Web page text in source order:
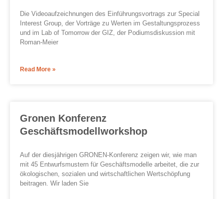
Die Videoaufzeichnungen des Einführungsvortrags zur Special
Interest Group, der Vorträge zu Werten im Gestaltungsprozess
und im Lab of Tomorrow der GIZ, der Podiumsdiskussion mit
Roman-Meier
Read More »
Gronen Konferenz
Geschäftsmodellworkshop
Auf der diesjährigen GRONEN-Konferenz zeigen wir, wie man
mit 45 Entwurfsmustern für Geschäftsmodelle arbeitet, die zur
ökologischen, sozialen und wirtschaftlichen Wertschöpfung
beitragen. Wir laden Sie